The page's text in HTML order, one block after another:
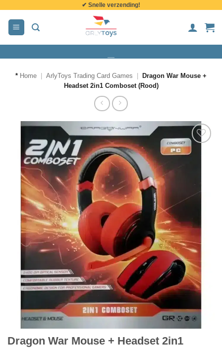
inhoud
✔ Snelle verzending!
* Home ArlyToys Trading Card Games
Dragon War Mouse +
Headset 2in1 Comboset (Rood)
Dragon War Mouse + Headset 2in1